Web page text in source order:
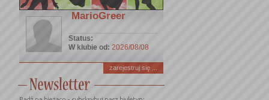
MarioGreer
Status:
W klubie od: 2026/08/08
zarejestruj się ...